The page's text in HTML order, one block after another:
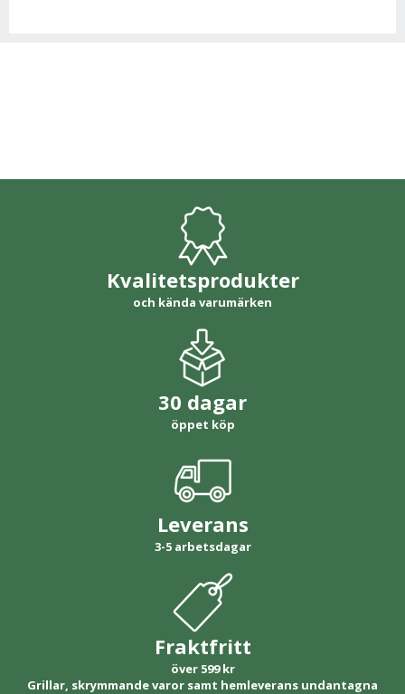
Kvalitetsprodukter
och kända varumärken
30 dagar
öppet köp
Leverans
3-5 arbetsdagar
Fraktfritt
över 599 kr
Grillar, skrymmande varor samt hemleverans undantagna